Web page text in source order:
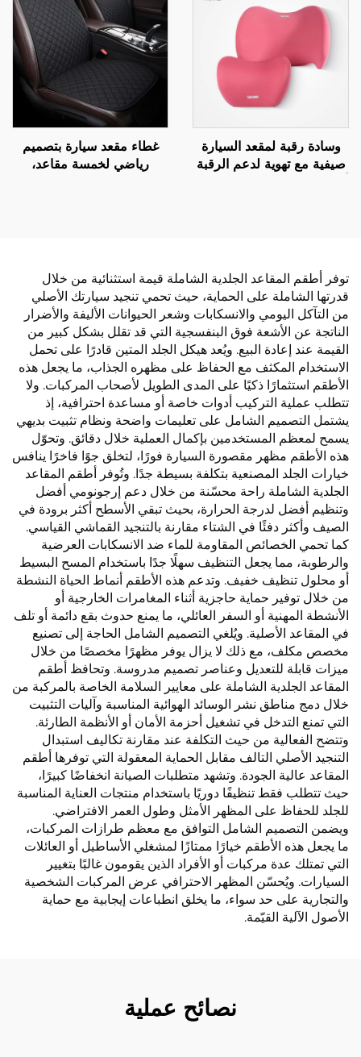
الشمس
والصيف، متوافقة مع ماركة
Mazda
وسادة رقبة لمقعد السيارة
صيفية مع تهوية لدعم الرقبة
غطاء مقعد سيارة بتصميم
رياضي لخمسة مقاعد،
توفر أطقم المقاعد الجلدية الشاملة قيمة استثنائية من خلال
قدرتها الشاملة على الحماية، حيث تحمي تنجيد سيارتك الأصلي
من التآكل اليومي والانسكابات وشعر الحيوانات الأليفة والأضرار
الناتجة عن الأشعة فوق البنفسجية التي قد تقلل بشكل كبير من
القيمة عند إعادة البيع. ويُعد هيكل الجلد المتين قادرًا على تحمل
الاستخدام المكثف مع الحفاظ على مظهره الجذاب، ما يجعل هذه
الأطقم استثمارًا ذكيًا على المدى الطويل لأصحاب المركبات. ولا
تتطلب عملية التركيب أدوات خاصة أو مساعدة احترافية، إذ
يشتمل التصميم الشامل على تعليمات واضحة ونظام تثبيت بديهي
يسمح لمعظم المستخدمين بإكمال العملية خلال دقائق. وتحوّل
هذه الأطقم مظهر مقصورة السيارة فورًا، لتخلق جوًا فاخرًا ينافس
خيارات الجلد المصنعية بتكلفة بسيطة جدًا. وتُوفر أطقم المقاعد
الجلدية الشاملة راحة محسّنة من خلال دعم إرجونومي أفضل
وتنظيم أفضل لدرجة الحرارة، بحيث تبقي الأسطح أكثر برودة في
الصيف وأكثر دفئًا في الشتاء مقارنة بالتنجيد القماشي القياسي.
كما تحمي الخصائص المقاومة للماء ضد الانسكابات العرضية
والرطوبة، مما يجعل التنظيف سهلًا جدًا باستخدام المسح البسيط
أو محلول تنظيف خفيف. وتدعم هذه الأطقم أنماط الحياة النشطة
من خلال توفير حماية حاجزية أثناء المغامرات الخارجية أو
الأنشطة المهنية أو السفر العائلي، ما يمنع حدوث بقع دائمة أو تلف
في المقاعد الأصلية. ويُلغي التصميم الشامل الحاجة إلى تصنيع
مخصص مكلف، مع ذلك لا يزال يوفر مظهرًا مخصصًا من خلال
ميزات قابلة للتعديل وعناصر تصميم مدروسة. وتحافظ أطقم
المقاعد الجلدية الشاملة على معايير السلامة الخاصة بالمركبة من
خلال دمج مناطق نشر الوسائد الهوائية المناسبة وآليات التثبيت
التي تمنع التدخل في تشغيل أحزمة الأمان أو الأنظمة الطارئة.
وتتضح الفعالية من حيث التكلفة عند مقارنة تكاليف استبدال
التنجيد الأصلي التالف مقابل الحماية المعقولة التي توفرها أطقم
المقاعد عالية الجودة. وتشهد متطلبات الصيانة انخفاضًا كبيرًا،
حيث تتطلب فقط تنظيفًا دوريًا باستخدام منتجات العناية المناسبة
للجلد للحفاظ على المظهر الأمثل وطول العمر الافتراضي.
ويضمن التصميم الشامل التوافق مع معظم طرازات المركبات،
ما يجعل هذه الأطقم خيارًا ممتازًا لمشغلي الأساطيل أو العائلات
التي تمتلك عدة مركبات أو الأفراد الذين يقومون غالبًا بتغيير
السيارات. ويُحسّن المظهر الاحترافي عرض المركبات الشخصية
والتجارية على حد سواء، ما يخلق انطباعات إيجابية مع حماية
الأصول الآلية القيّمة.
نصائح عملية